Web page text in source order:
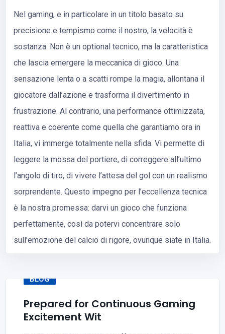
Nel gaming, e in particolare in un titolo basato su
precisione e tempismo come il nostro, la velocità è
sostanza. Non è un optional tecnico, ma la caratteristica
che lascia emergere la meccanica di gioco. Una
sensazione lenta o a scatti rompe la magia, allontana il
giocatore dall’azione e trasforma il divertimento in
frustrazione. Al contrario, una performance ottimizzata,
reattiva e coerente come quella che garantiamo ora in
Italia, vi immerge totalmente nella sfida. Vi permette di
leggere la mossa del portiere, di correggere all’ultimo
l’angolo di tiro, di vivere l’attesa del gol con un realismo
sorprendente. Questo impegno per l’eccellenza tecnica
è la nostra promessa: darvi un gioco che funziona
perfettamente, così da potervi concentrare solo
sull’emozione del calcio di rigore, ovunque siate in Italia.
BLOG
Prepared for Continuous Gaming
Excitement Wit